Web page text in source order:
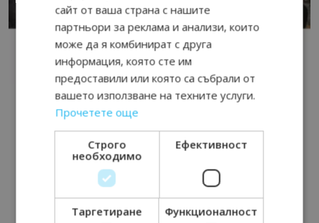
сайт от ваша страна с нашите
партньори за реклама и анализи, които
може да я комбинират с друга
информация, която сте им
предоставили или която са събрали от
вашето използване на техните услуги.
Прочетете още
Строго
необходимо
Ефективност
Таргетиране Функционалност